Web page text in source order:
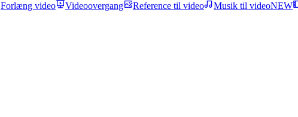
Forlæng video Videoovergang Reference til video Musik til videoNEW